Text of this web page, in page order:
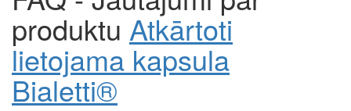
produktu Atkārtoti
lietojama kapsula
Bialetti®